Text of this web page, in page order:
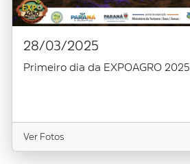
28/03/2025
Primeiro dia da EXPOAGRO 2025
Ver Fotos